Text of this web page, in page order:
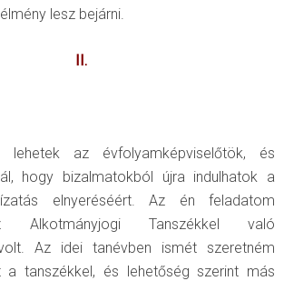
lesz bejárni.
II.
az évfolyamképviselőtök, és
hogy bizalmatokból újra indulhatok a
elnyeréséért. Az én feladatom
Alkotmányjogi Tanszékkel való
Az idei tanévben ismét szeretném
a tanszékkel, és lehetőség szerint más